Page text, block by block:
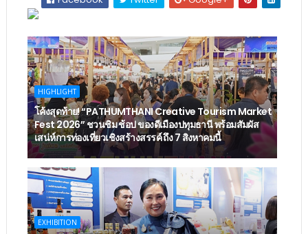
HIGHLIGHT
โค้งสุดท้าย! “PATHUMTHANI Creative Tourism Market
Fest 2026” ชวนชิม ช้อป ของดีเมืองปทุมธานี พร้อมสัมผัส
เสน่ห์การท่องเที่ยวเชิงสร้างสรรค์ ถึง 7 สิงหาคมนี้
EXHIBITION